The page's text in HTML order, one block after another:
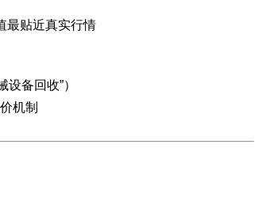
最贴近真实行情
备回收”）
机制